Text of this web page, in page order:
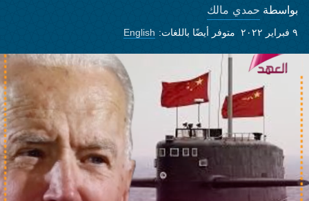
بواسطة حمدي مالك
٩ فبراير ٢٠٢٢ متوفر أيضًا باللغات: English